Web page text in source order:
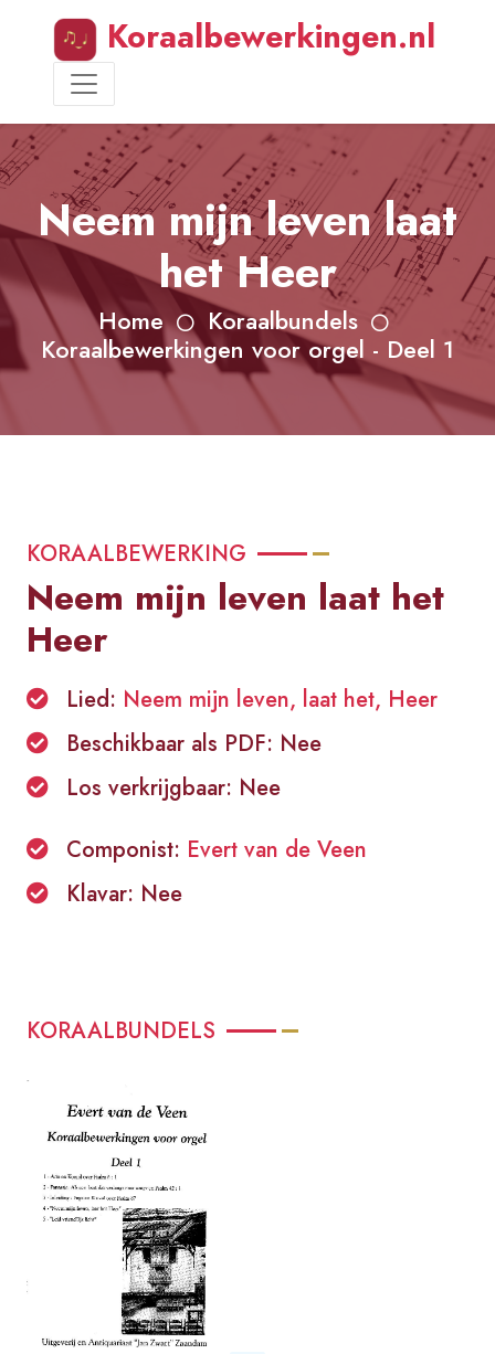
Koraalbewerkingen.nl
Neem mijn leven laat
het Heer
Home
Koraalbundels
Koraalbewerkingen voor orgel - Deel 1
KORAALBEWERKING
Neem mijn leven laat het
Heer
Lied: Neem mijn leven, laat het, Heer
Beschikbaar als PDF: Nee
Los verkrijgbaar: Nee
Componist: Evert van de Veen
Klavar: Nee
KORAALBUNDELS